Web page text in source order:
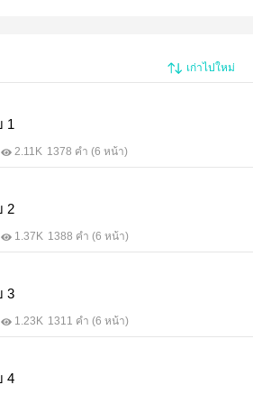
เก่าไปใหม่
1
2.11K 1378 คำ (6 หน้า)
2
1.37K 1388 คำ (6 หน้า)
3
1.23K 1311 คำ (6 หน้า)
4